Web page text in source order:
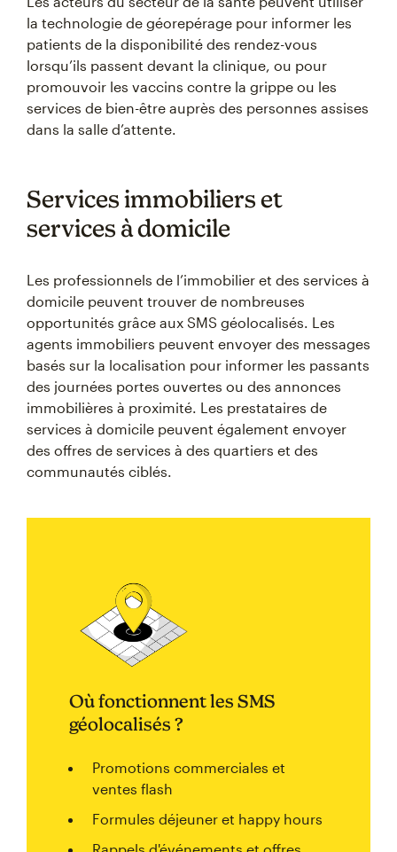
la technologie de géorepérage pour informer les
patients de la disponibilité des rendez-vous
lorsqu’ils passent devant la clinique, ou pour
promouvoir les vaccins contre la grippe ou les
services de bien-être auprès des personnes assises
dans la salle d’attente.
Services immobiliers et
services à domicile
Les professionnels de l’immobilier et des services à
domicile peuvent trouver de nombreuses
opportunités grâce aux SMS géolocalisés. Les
agents immobiliers peuvent envoyer des messages
basés sur la localisation pour informer les passants
des journées portes ouvertes ou des annonces
immobilières à proximité. Les prestataires de
services à domicile peuvent également envoyer
des offres de services à des quartiers et des
communautés ciblés.
Où fonctionnent les SMS
géolocalisés ?
Promotions commerciales et
ventes flash
Formules déjeuner et happy hours